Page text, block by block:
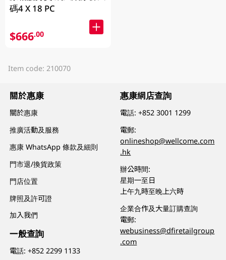
碼4 X 18 PC
$666.00
Item code: 210070
關於惠康
關於惠康
推廣活動及服務
惠康 WhatsApp 條款及細則
門市退/換貨政策
門店位置
牌照及許可證
加入我們
一般查詢
電話:+852 2299 1133
惠康網店查詢
電話:+852 3001 1299
電郵:
onlineshop@wellcome.com
.hk
辦公時間:
星期一至日
上午九時至晚上六時
企業合作及大量訂購查詢
電郵:
webusiness@dfiretailgroup
.com